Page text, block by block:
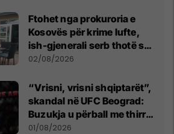
Ftohet nga prokuroria e
Kosovës për krime lufte,
ish-gjenerali serb thotë se
dikush e tradhtoi në
02/08/2026
“Vrisni, vrisni shqiptarët”,
skandal në UFC Beograd:
Buzukja u përball me thirrje
anti-shqiptare nga
01/08/2026